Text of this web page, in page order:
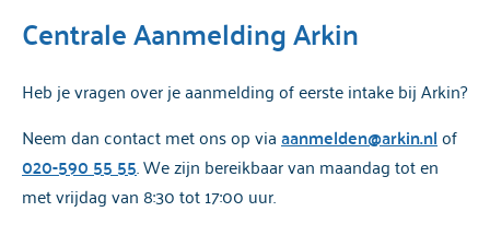
Centrale Aanmelding Arkin
Heb je vragen over je aanmelding of eerste intake bij Arkin?
Neem dan contact met ons op viaaanmelden@arkin.nlof
020-590 55 55. We zijn bereikbaar van maandag tot en
met vrijdag van 8:30 tot 17:00 uur.